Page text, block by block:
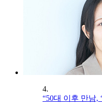
4.
“50대 이후 만남,